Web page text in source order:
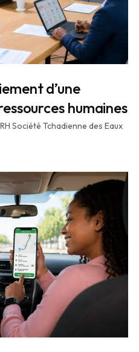
d’une
humaines
RH Société Tchadienne des Eaux